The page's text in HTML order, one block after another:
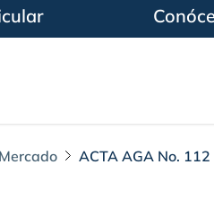
ACTA AGA No. 112